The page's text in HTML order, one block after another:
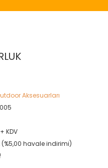
Aksesuarları
KDV
(%5,00 havale indirimi)